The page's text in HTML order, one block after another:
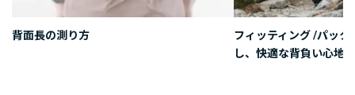
背面長の測り方
フィッティング /パッ
し、快適な背負い心地